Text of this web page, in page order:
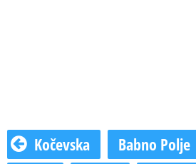
Kočevska Babno Polje